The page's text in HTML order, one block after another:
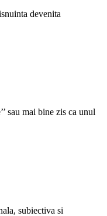
devenita
sau mai bine zis ca unul
subiectiva si